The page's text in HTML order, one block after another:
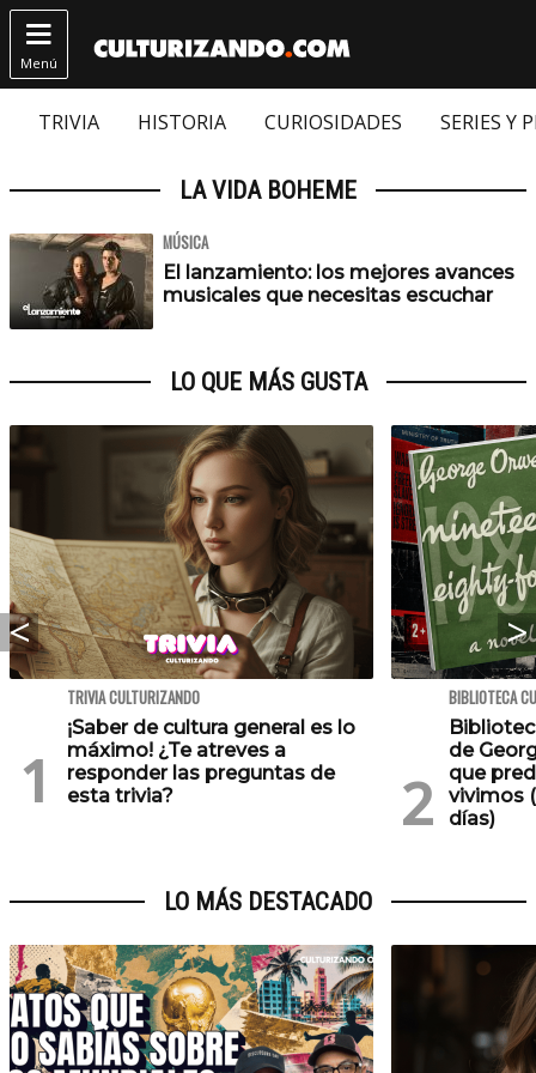

Menú
TRIVIA HISTORIA CURIOSIDADES SERIES Y
LA VIDA BOHEME
MÚSICA
El lanzamiento: los mejores avances
musicales que necesitas escuchar
LO QUE MÁS GUSTA
TRIVIA CULTURIZANDO
¡Saber de cultura general es lo
máximo! ¿Te atreves a
responder las preguntas de
esta trivia?
BIBLIOTECA
de
que
vivimos
días)
LO MÁS DESTACADO